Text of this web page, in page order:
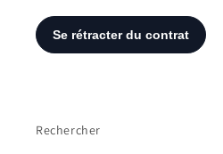
Rechercher